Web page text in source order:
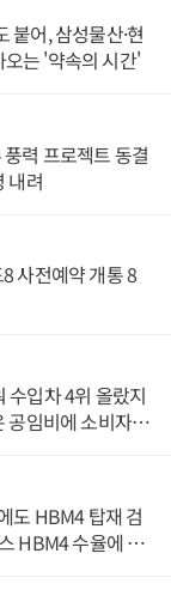
붙어, 삼성물산·현
오는 '약속의 시간'
력 프로젝트 동결
내려
사전예약 개통 8
수입차 4위 올랐지
공임비에 소비자
도 HBM4 탑재 검
HBM4 수율에 주